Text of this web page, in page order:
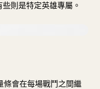
則是特定英雄專屬。
會在每場戰鬥之間繼